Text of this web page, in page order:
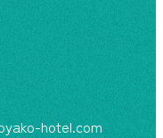
hotel.com